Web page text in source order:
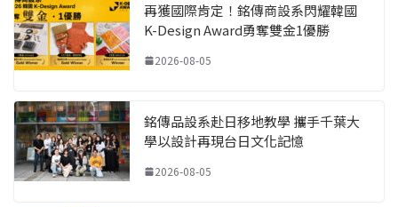
再獲國際肯定！銘傳商設系閃耀韓國
K-Design Award勇奪雙金1優勝
2026-08-05
銘傳品設系赴日移地教學 攜手千葉大
學以設計再現台日文化記憶
2026-08-05